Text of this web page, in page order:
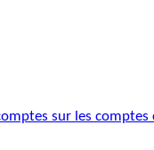
sur les comptes